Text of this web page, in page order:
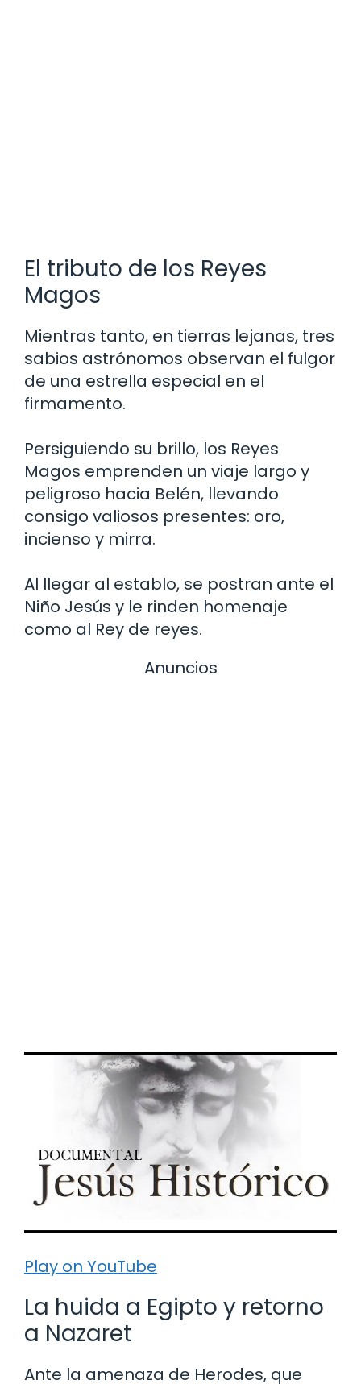
El tributo de los Reyes
Magos
Mientras tanto, en tierras lejanas, tres
sabios astrónomos observan el fulgor
de una estrella especial en el
firmamento.
Persiguiendo su brillo, los Reyes
Magos emprenden un viaje largo y
peligroso hacia Belén, llevando
consigo valiosos presentes: oro,
incienso y mirra.
Al llegar al establo, se postran ante el
Niño Jesús y le rinden homenaje
como al Rey de reyes.
Anuncios
Play on YouTube
La huida a Egipto y retorno
a Nazaret
Ante la amenaza de Herodes, que